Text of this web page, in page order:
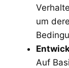
um
Auf